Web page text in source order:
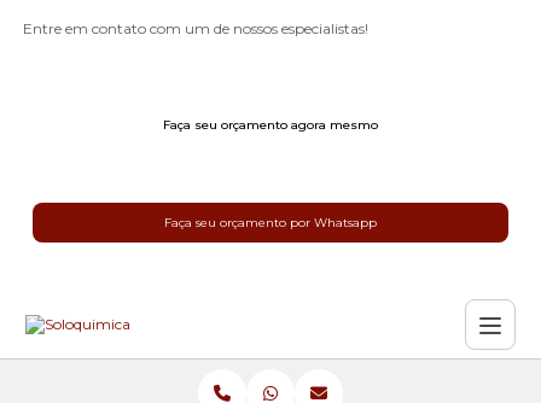
Entre em contato com um de nossos especialistas!
Faça seu orçamento agora mesmo
Faça seu orçamento por Whatsapp